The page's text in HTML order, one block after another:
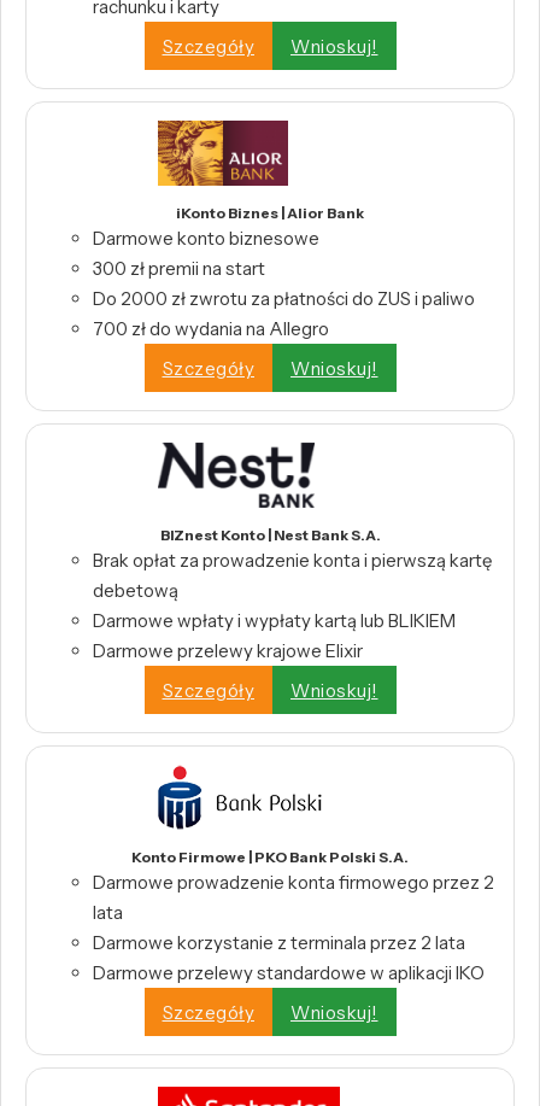
rachunku i karty
Szczegóły
Wnioskuj!
iKonto Biznes | Alior Bank
Darmowe konto biznesowe
300 zł premii na start
Do 2000 zł zwrotu za płatności do ZUS i paliwo
700 zł do wydania na Allegro
Szczegóły
Wnioskuj!
BIZnest Konto | Nest Bank S.A.
Brak opłat za prowadzenie konta i pierwszą kartę
debetową
Darmowe wpłaty i wypłaty kartą lub BLIKIEM
Darmowe przelewy krajowe Elixir
Szczegóły
Wnioskuj!
Konto Firmowe | PKO Bank Polski S.A.
Darmowe prowadzenie konta firmowego przez 2
lata
Darmowe korzystanie z terminala przez 2 lata
Darmowe przelewy standardowe w aplikacji IKO
Szczegóły
Wnioskuj!